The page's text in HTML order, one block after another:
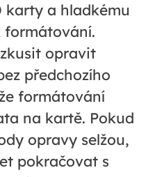
karty a hladkému
formátování.
opravit
předchozího
formátování
na kartě. Pokud
opravy selžou,
pokračovat s